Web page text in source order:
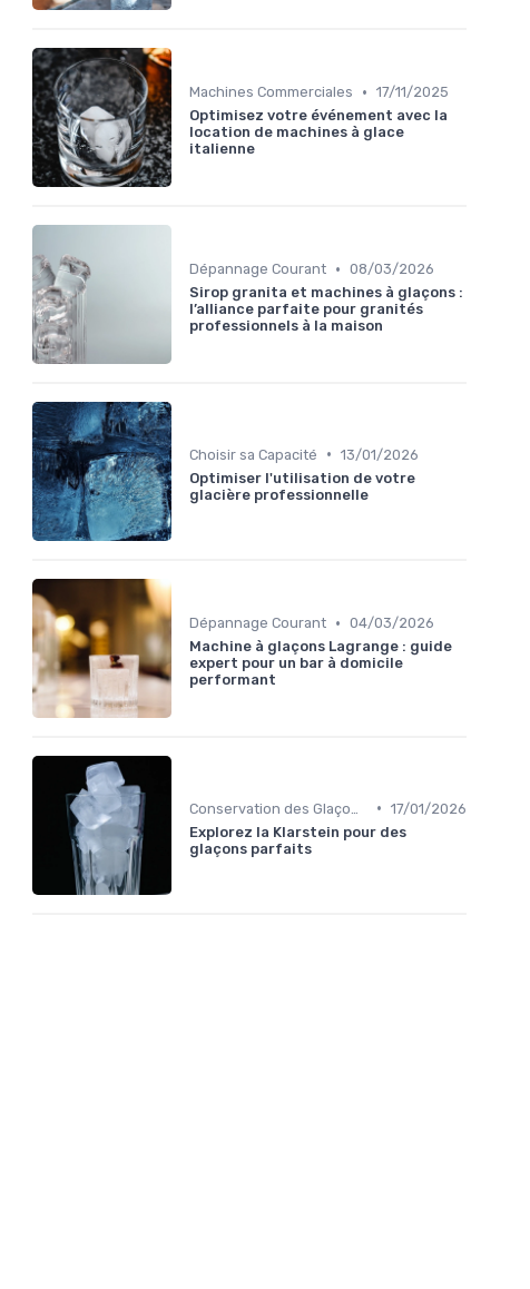
Machines Commerciales • 17/11/2025
Optimisez votre événement avec la
location de machines à glace
italienne
Dépannage Courant • 08/03/2026
Sirop granita et machines à glaçons :
l’alliance parfaite pour granités
professionnels à la maison
Choisir sa Capacité • 13/01/2026
Optimiser l'utilisation de votre
glacière professionnelle
Dépannage Courant • 04/03/2026
Machine à glaçons Lagrange : guide
expert pour un bar à domicile
performant
• 17/01/2026
Explorez la Klarstein pour des
glaçons parfaits